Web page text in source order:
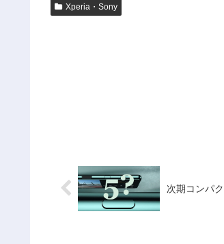
Xperia・Sony
次期コンパ